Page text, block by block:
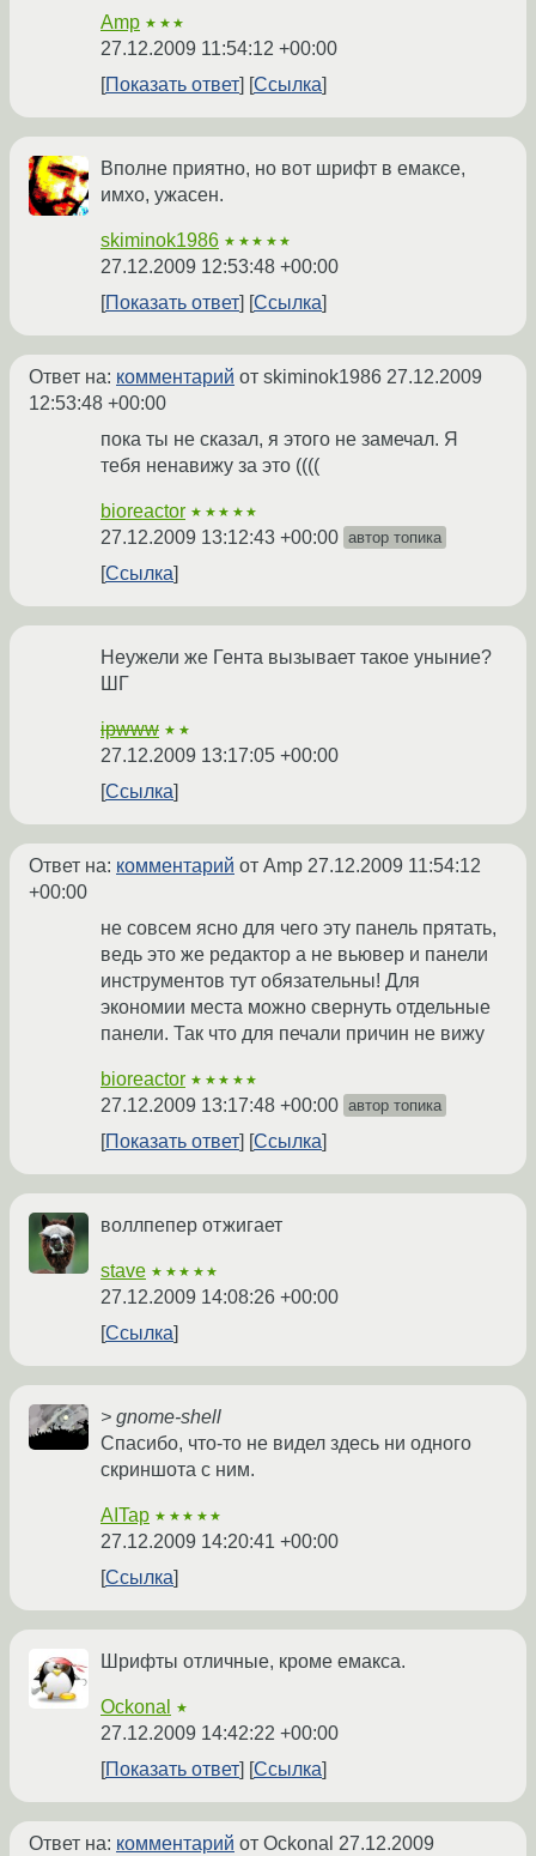
Amp ★★★
27.12.2009 11:54:12 +00:00
Показать ответ
Ссылка
Вполне приятно, но вот шрифт в емаксе,
имхо, ужасен.
skiminok1986 ★★★★★
27.12.2009 12:53:48 +00:00
Показать ответ
Ссылка
Ответ на: комментарий от skiminok1986 27.12.2009
12:53:48 +00:00
пока ты не сказал, я этого не замечал. Я
тебя ненавижу за это ((((
bioreactor ★★★★★
27.12.2009 13:12:43 +00:00 автор топика
Ссылка
Неужели же Гента вызывает такое уныние?
ШГ
ipwww ★★
27.12.2009 13:17:05 +00:00
Ссылка
Ответ на: комментарий от Amp 27.12.2009 11:54:12
+00:00
не совсем ясно для чего эту панель прятать,
ведь это же редактор а не вьювер и панели
инструментов тут обязательны! Для
экономии места можно свернуть отдельные
панели. Так что для печали причин не вижу
bioreactor ★★★★★
27.12.2009 13:17:48 +00:00 автор топика
Показать ответ Ссылка
воллпепер отжигает
stave ★★★★★
27.12.2009 14:08:26 +00:00
Ссылка
> gnome-shell
Спасибо, что-то не видел здесь ни одного
скриншота с ним.
AITap ★★★★★
27.12.2009 14:20:41 +00:00
Ссылка
Шрифты отличные, кроме емакса.
Ockonal ★
27.12.2009 14:42:22 +00:00
Показать ответ
Ссылка
Ответ на: комментарий от Ockonal 27.12.2009